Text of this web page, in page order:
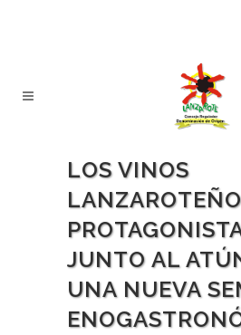
LOS VINOS
JUNTO AL
UNA NUEVA